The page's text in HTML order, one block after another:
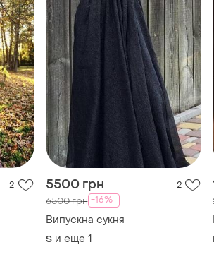
2 5500 грн 2
6500 грн -16%
Випускна сукня
S и еще 1